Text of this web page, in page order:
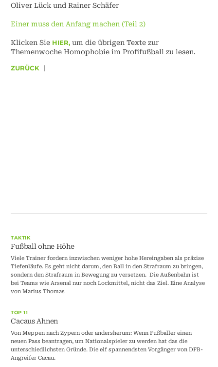
Oliver Lück und Rainer Schäfer
Einer muss den Anfang machen (Teil 2)
Klicken Sie HIER, um die übrigen Texte zur
Themenwoche Homophobie im Profifußball zu lesen.
ZURÜCK |
TAKTIK
Fußball ohne Höhe
Viele Trainer fordern inzwischen weniger hohe Hereingaben als präzise
Tiefenläufe. Es geht nicht darum, den Ball in den Strafraum zu bringen,
sondern den Strafraum in Bewegung zu versetzen. Die Außenbahn ist
bei Teams wie Arsenal nur noch Lockmittel, nicht das Ziel. Eine Analyse
von Marius Thomas
TOP 11
Cacaus Ahnen
Von Meppen nach Zypern oder andersherum: Wenn Fußballer einen
neuen Pass beantragen, um Nationalspieler zu werden hat das die
unterschiedlichsten Gründe. Die elf spannendsten Vorgänger von DFB-
Angreifer Cacau.